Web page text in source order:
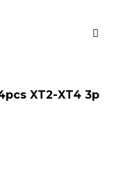
XT2-XT4 3p